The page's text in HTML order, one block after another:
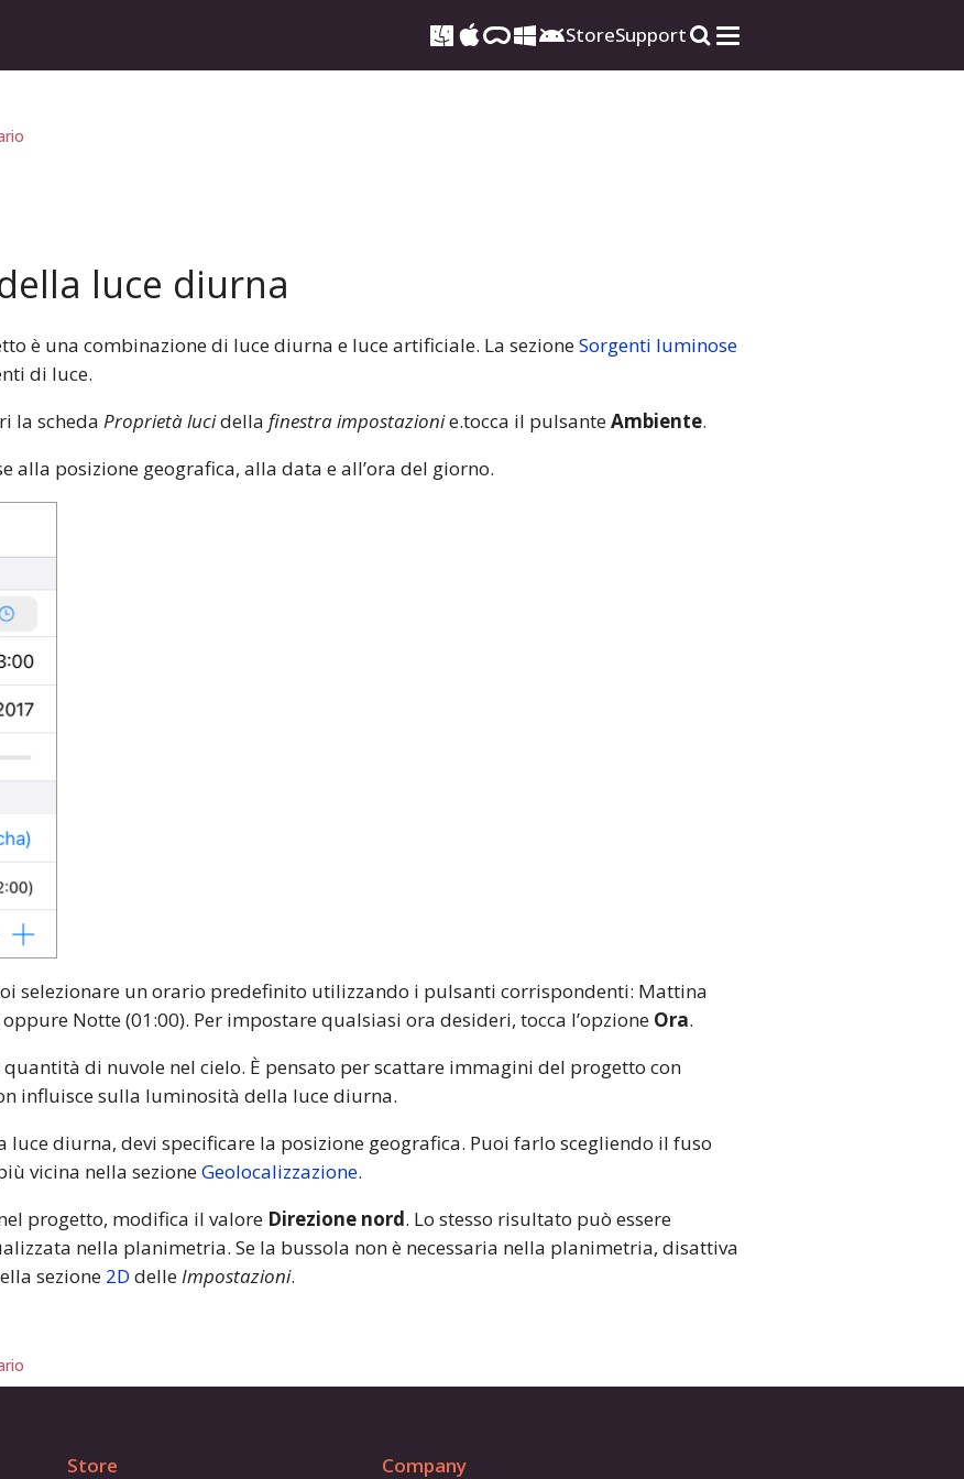
StoreSupport
luce diurna
è una combinazione di luce diurna e luce artificiale. La sezioneSorgenti luminose
di luce.
la scheda Proprietà lucidella finestra impostazionie.tocca il pulsanteAmbiente.
alla posizione geografica, alla data e all’ora del giorno.
selezionare un orario predefinito utilizzando i pulsanti corrispondenti: Mattina
oppure Notte (01:00). Per impostare qualsiasi ora desideri, tocca l’opzione Ora.
di nuvole nel cielo. È pensato per scattare immagini del progetto con
influisce sulla luminosità della luce diurna.
diurna, devi specificare la posizione geografica. Puoi farlo scegliendo il fuso
vicina nella sezioneGeolocalizzazione.
progetto, modifica il valore Direzione nord. Lo stesso risultato può essere
nella planimetria. Se la bussola non è necessaria nella planimetria, disattiva
sezione 2D delleImpostazioni.
Store Company